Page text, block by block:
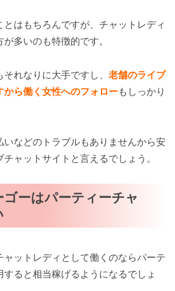
とはもちろんですが、チャットレディ
多いのも特徴的です。
れなりに大手ですし、 老舗のライブ
から働く女性へのフォローもしっかり
いなどのトラブルもありませんから安
ャットサイトと言えるでしょう。
ーはパーティーチャ
ャットレディとして働くのならパーテ
すると相当稼げるようになるでしょ